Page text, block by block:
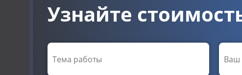
Узнайте